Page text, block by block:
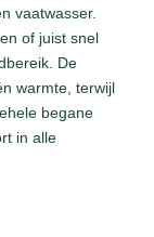
vaatwasser.
of juist snel
De
warmte, terwijl
begane
in alle